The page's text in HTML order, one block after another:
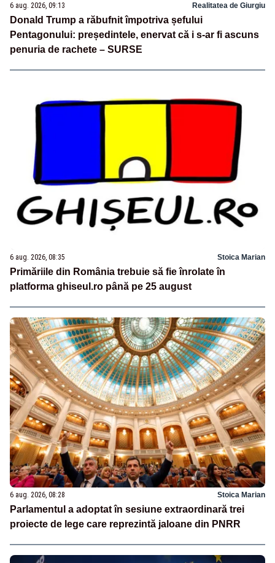
6 aug. 2026, 09:13 Realitatea de Giurgiu
Donald Trump a răbufnit împotriva șefului
Pentagonului: președintele, enervat că i s-ar fi ascuns
penuria de rachete – SURSE
6 aug. 2026, 08:35 Stoica Marian
Primăriile din România trebuie să fie înrolate în
platforma ghiseul.ro până pe 25 august
6 aug. 2026, 08:28 Stoica Marian
Parlamentul a adoptat în sesiune extraordinară trei
proiecte de lege care reprezintă jaloane din PNRR